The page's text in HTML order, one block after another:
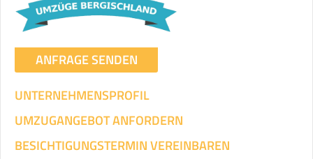
ANFRAGE SENDEN
UNTERNEHMENSPROFIL
UMZUGANGEBOT ANFORDERN
BESICHTIGUNGSTERMIN VEREINBAREN